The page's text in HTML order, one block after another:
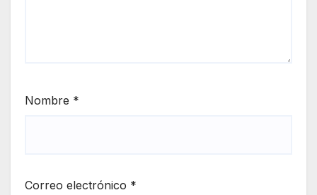
Nombre *
Correo electrónico *